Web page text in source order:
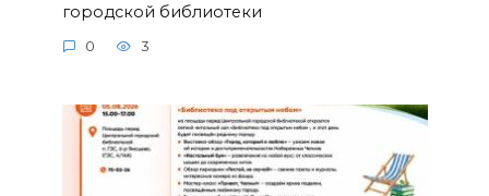
городской библиотеки
0 3